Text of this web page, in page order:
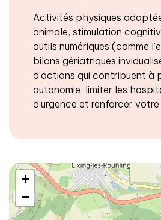
Activités physiques
animale, stimulation
outils numériques (comme
bilans gériatriques
d’actions qui contribuent à
autonomie, limiter les
d’urgence et renforcer
+
−